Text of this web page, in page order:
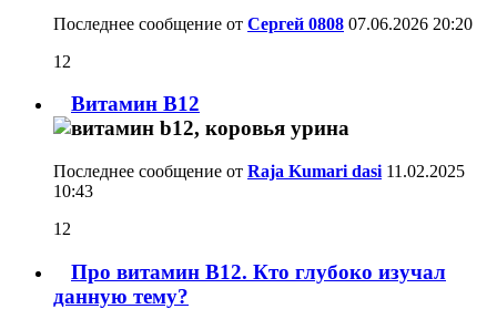
Последнее сообщение от Сергей 0808 07.06.2026 20:20
12
Витамин B12
Последнее сообщение от Raja Kumari dasi 11.02.2025
10:43
12
Про витамин В12. Кто глубоко изучал
данную тему?